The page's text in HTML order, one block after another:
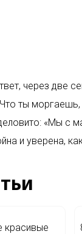
через две
ты моргаешь,
«Мы с
и уверена,
красивые